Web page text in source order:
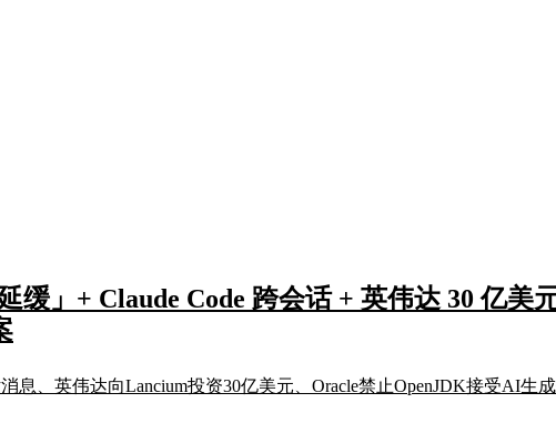
」+ Claude Code 跨会话 + 英伟达 30 亿美
息、英伟达向Lancium投资30亿美元、Oracle禁止OpenJDK接受AI生